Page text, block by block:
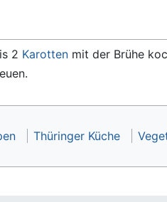
2 Karottenmit der Brühe
Thüringer Küche